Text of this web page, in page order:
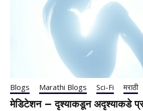
Blogs Marathi Blogs Sci-Fi मराठी
मेडिटेशन – दृश्याकडून अदृश्याकडे